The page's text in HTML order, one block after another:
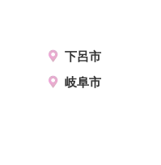
下呂市
岐阜市